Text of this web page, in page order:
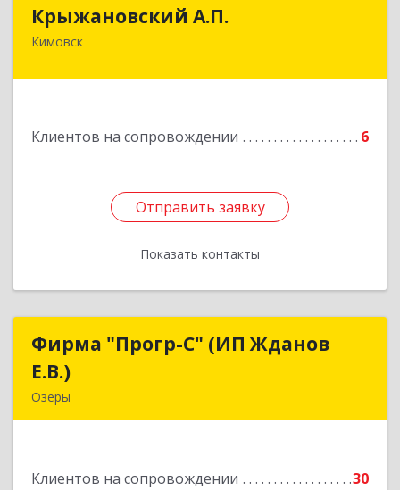
Крыжановский А.П.
Кимовск
Клиентов на сопровождении 6
Отправить заявку
Показать контакты
Отправить заявку
Назад
Фирма "Прогр-С" (ИП Жданов
Е.В.)
Озеры
Клиентов на сопровождении 30
Фирма "Прогр-С" (ИП Жданов
Подробнее